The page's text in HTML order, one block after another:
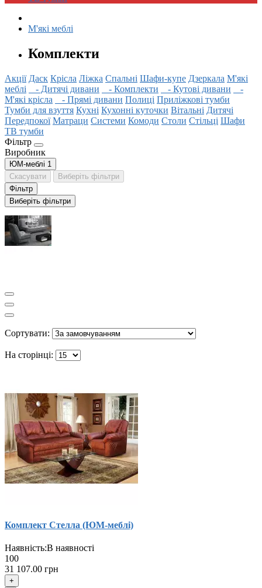
М'які меблі
Комплекти
Акції Даск Крісла Ліжка Спальні Шафи-купе Дзеркала М'які
меблі
- Дитячі дивани - Комплекти - Кутові дивани
-
М'які крісла
- Прямі дивани Полиці Приліжкові тумби
Тумби для взуття Кухні Кухонні куточки Вітальні Дитячі
Передпокої Матраци Системи Комоди Столи Стільці Шафи
ТВ тумби
Фільтр
Виробник
ЮМ-меблі 1
Скасувати
Виберіть фільтри
Фільтр
Виберіть фільтри
Сортувати:
На сторінці:
Комплект Стелла (ЮМ-меблі)
Наявність:В наявності
100
31 107.00 грн
+